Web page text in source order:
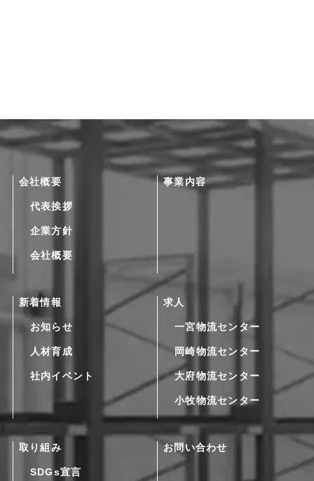
会社概要
代表挨拶
企業方針
会社概要
事業内容
新着情報
お知らせ
人材育成
社内イベント
求人
一宮物流センター
岡崎物流センター
大府物流センター
小牧物流センター
取り組み
SDGs宣言
お問い合わせ